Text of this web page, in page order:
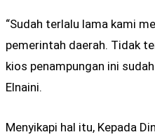
“Sudah terlalu lama kami
pemerintah daerah. Tidak
kios penampungan ini
Elnaini.
Menyikapi hal itu, Kepada